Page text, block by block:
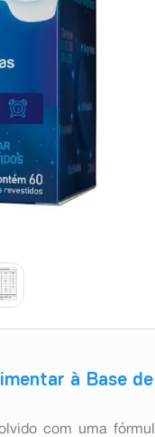
à Base
com uma